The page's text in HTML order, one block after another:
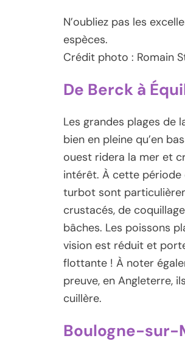
N’oubliez pas les
espèces.
Crédit photo : Romain
De Berck à
Les grandes plages de
bien en pleine qu’en
ouest ridera la mer et
intérêt. À cette période
turbot sont
crustacés, de
bâches. Les poissons
vision est réduit et
flottante ! À noter
preuve, en Angleterre,
cuillère.
Boulogne-sur-